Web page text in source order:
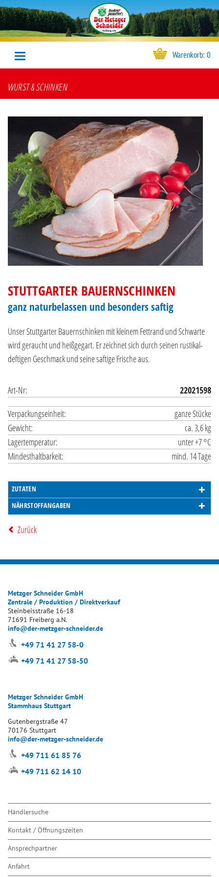
Warenkorb: 0
WURST & SCHINKEN
STUTTGARTER BAUERNSCHINKEN
ganz naturbelassen und besonders saftig
Unser Stuttgarter Bauernschinken mit kleinem Fettrand und Schwarte
wird geraucht und heißgegart. Er zeichnet sich durch seinen rustikal-
deftigen Geschmack und seine saftige Frische aus.
Art-Nr:
22021598
Verpackungseinheit:
ganze Stücke
Gewicht:
ca. 3,6 kg
Lagertemperatur:
unter +7 °C
Mindesthaltbarkeit:
mind. 14 Tage
ZUTATEN
NÄHRSTOFFANGABEN
Zurück
Metzger Schneider GmbH
Zentrale / Produktion / Direktverkauf
Steinbeisstraße 16-18
71691 Freiberg a.N.
info@der-metzger-schneider.de
+49 71 41 27 58-0
+49 71 41 27 58-50
Metzger Schneider GmbH
Stammhaus Stuttgart
Gutenbergstraße 47
70176 Stuttgart
info@der-metzger-schneider.de
+49 711 61 85 76
+49 711 62 14 10
Navigation
Händlersuche
Kontakt / Öffnungszeiten
Ansprechpartner
Anfahrt